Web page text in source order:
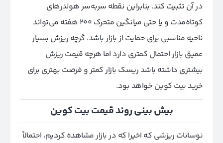
در آن تثبیت کند. بنابراین نقطه سر‌به‌سر هولدرهای
کوتاه‌مدت و یا حتی میانگین متحرک ۲۰۰ هفته می‌تواند
ناحیه مناسبی برای حمایت از بازار باشد. گرچه ریزش بسیار
عمیق بازار احتمال کمتری دارد اما هرچه قیمت ریزش
بیشتری داشته باشد ریسک بازار کمتر و فرصت بهتری برای
خرید بیت کوین خواهد بود.
بیش بینی روند قیمت بیت کوین
نوسانات ریزشی که اخیرا که در بازار مشاهده کردیم، احتمالاً